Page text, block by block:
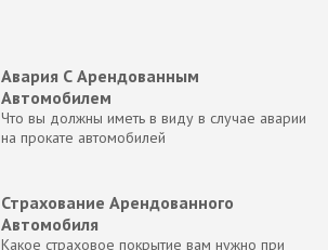
Авария С Арендованным
Автомобилем
Что вы должны иметь в виду в случае аварии
на прокате автомобилей
Страхование Арендованного
Автомобиля
Какое страховое покрытие вам нужно при